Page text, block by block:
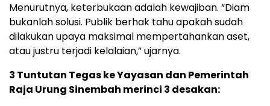
Menurutnya, keterbukaan adalah kewajiban. “Diam
bukanlah solusi. Publik berhak tahu apakah sudah
dilakukan upaya maksimal mempertahankan aset,
atau justru terjadi kelalaian,” ujarnya.
3 Tuntutan Tegas ke Yayasan dan Pemerintah
Raja Urung Sinembah merinci 3 desakan: